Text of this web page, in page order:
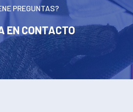
PREGUNTAS?
EN CONTACTO